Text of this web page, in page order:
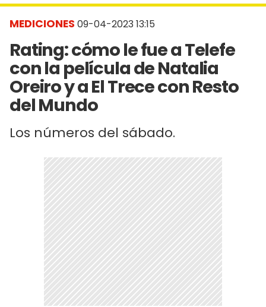
MEDICIONES 09-04-2023 13:15
Rating: cómo le fue a Telefe
con la película de Natalia
Oreiro y a El Trece con Resto
del Mundo
Los números del sábado.